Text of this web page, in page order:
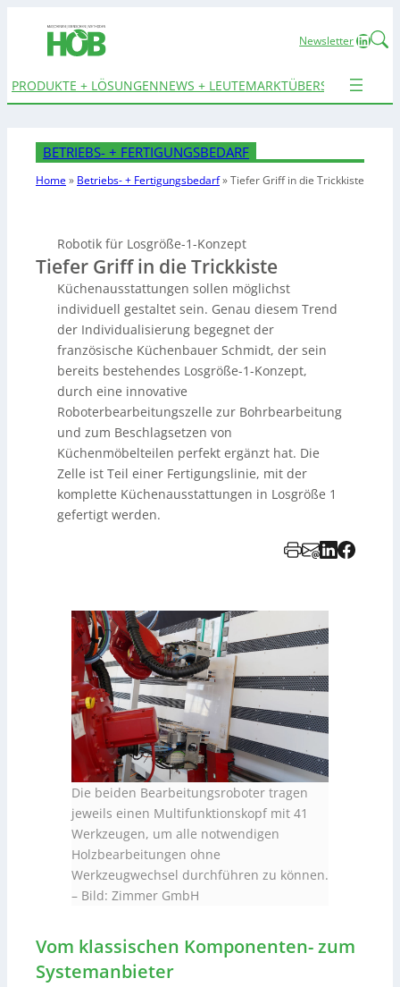
Newsletter
PRODUKTE + LÖSUNGENNEWS + LEUTEMARKTÜBERSICHTEN
BETRIEBS- + FERTIGUNGSBEDARF
Home» Betriebs- + Fertigungsbedarf»Tiefer Griffin die Trickkiste
Robotik für Losgröße-1-Konzept
Tiefer Griff in die Trickkiste
Küchenausstattungen sollen möglichst
individuell gestaltet sein. Genau diesem Trend
der Individualisierung begegnet der
französische Küchenbauer Schmidt, der sein
bereits bestehendes Losgröße-1-Konzept,
durch eine innovative
Roboterbearbeitungszelle zur Bohrbearbeitung
und zum Beschlagsetzen von
Küchenmöbelteilen perfekt ergänzt hat. Die
Zelle ist Teil einer Fertigungslinie, mit der
komplette Küchenausstattungen in Losgröße 1
gefertigt werden.
Die beiden Bearbeitungsroboter tragen
jeweils einen Multifunktionskopf mit 41
Werkzeugen, um alle notwendigen
Holzbearbeitungen ohne
Werkzeugwechsel durchführen zu können.
– Bild: Zimmer GmbH
Vom klassischen Komponenten- zum
Systemanbieter